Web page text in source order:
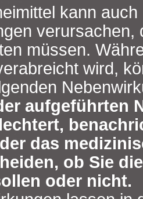
kann
verursachen,
müssen.
wird,
aufgeführten
das
ob Sie
oder nicht.